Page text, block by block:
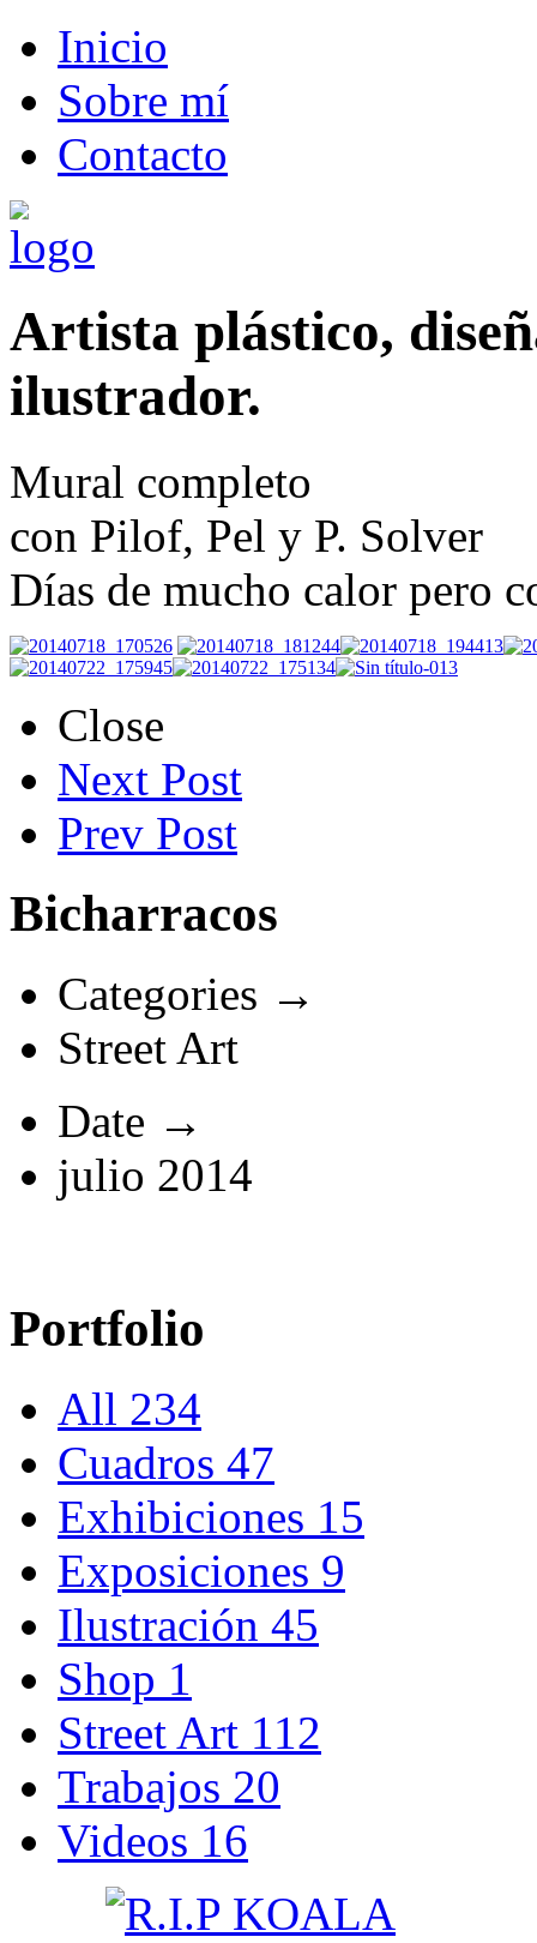
Inicio
Sobre mí
Contacto
Artista plástico,
ilustrador.
Mural completo
con Pilof, Pel y P. Solver
Días de mucho calor pero
Close
Next Post
Prev Post
Bicharracos
Categories →
Street Art
Date →
julio 2014
Portfolio
All 234
Cuadros 47
Exhibiciones 15
Exposiciones 9
Ilustración 45
Shop 1
Street Art 112
Trabajos 20
Videos 16